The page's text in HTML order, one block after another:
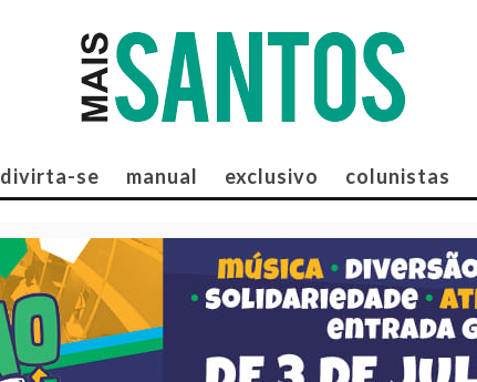
divirta-se manual exclusivo colunistas